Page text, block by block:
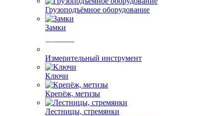
Грузоподъёмное оборудование
Замки
Измерительный инструмент
Ключи
Крепёж, метизы
Лестницы, стремянки